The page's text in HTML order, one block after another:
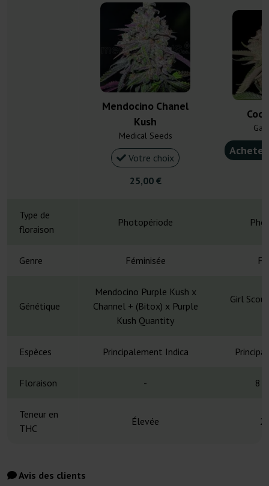
Mendocino Chanel
Kush
Medical Seeds
Votre choix
25,00 €
Type de
floraison
Photopériode
Genre Féminisée
Génétique
Mendocino Purple Kush x
Channel + (Bitox) x Purple
Kush Quantity
Girl
Espèces Principalement Indica
Floraison - 8
Teneur en
THC
Élevée
Avis des clients